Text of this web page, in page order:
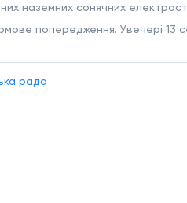
наземних сонячних
попередження. Увечері 13
рада